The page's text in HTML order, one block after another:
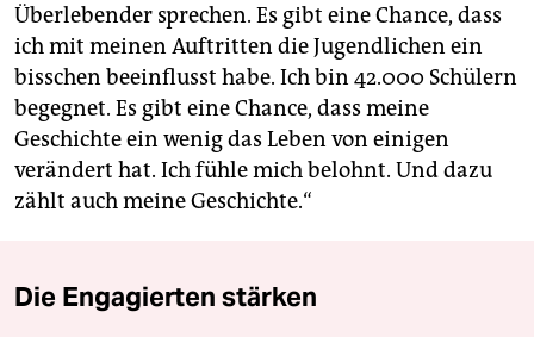
Überlebender sprechen. Es gibt eine Chance, dass
ich mit meinen Auftritten die Jugendlichen ein
bisschen beeinflusst habe. Ich bin 42.000 Schülern
begegnet. Es gibt eine Chance, dass meine
Geschichte ein wenig das Leben von einigen
verändert hat. Ich fühle mich belohnt. Und dazu
zählt auch meine Geschichte.“
Die Engagierten stärken